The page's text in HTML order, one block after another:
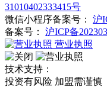
31010402333415号
微信小程序备案号： 沪
备案号： 沪ICP备
营业执照
技术支持：
投资有风险 加盟需谨慎